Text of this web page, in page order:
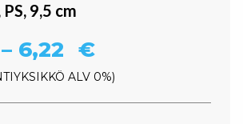
9,5 cm
– 6,22 €
ALV 0%